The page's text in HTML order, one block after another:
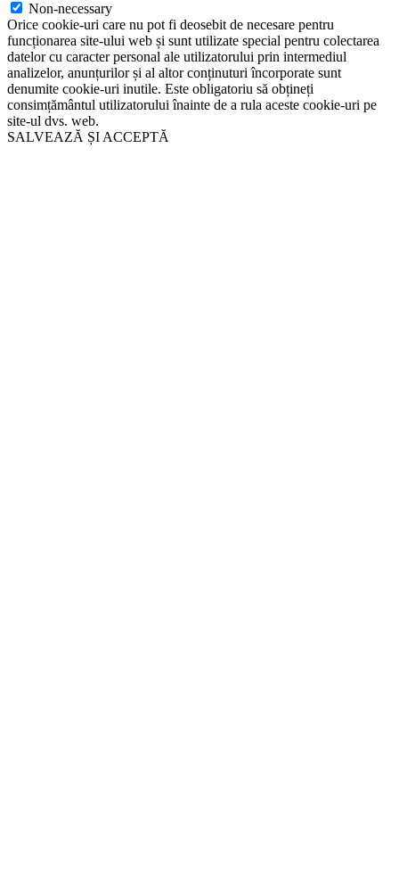
Non-necessary
Orice cookie-uri care nu pot fi deosebit de necesare pentru
funcționarea site-ului web și sunt utilizate special pentru colectarea
datelor cu caracter personal ale utilizatorului prin intermediul
analizelor, anunțurilor și al altor conținuturi încorporate sunt
denumite cookie-uri inutile. Este obligatoriu să obțineți
consimțământul utilizatorului înainte de a rula aceste cookie-uri pe
site-ul dvs. web.
SALVEAZĂ ȘI ACCEPTĂ